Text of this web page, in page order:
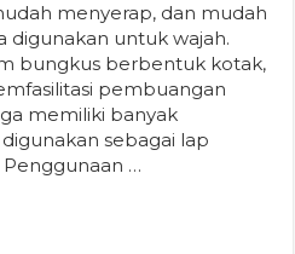
menyerap, dan mudah
digunakan untuk wajah.
bungkus berbentuk kotak,
pembuangan
memiliki banyak
sebagai lap
Penggunaan …